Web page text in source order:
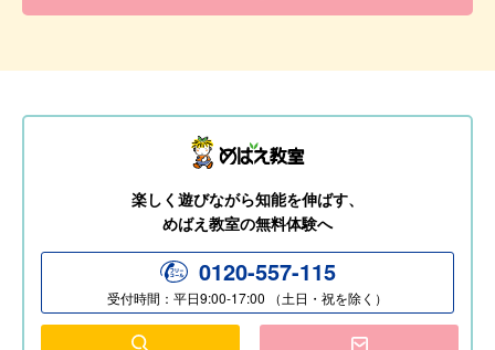
楽しく遊びながら知能を伸ばす、
めばえ教室の無料体験へ
0120-557-115
受付時間：平日9:00-17:00 （土日・祝を除く）